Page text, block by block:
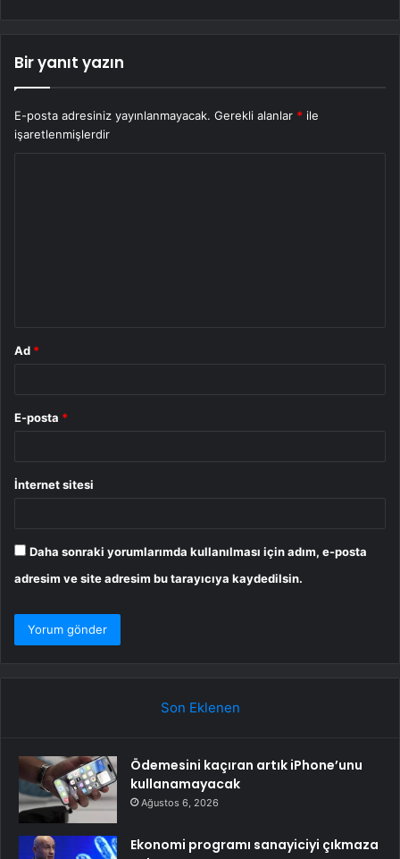
Bir yanıt yazın
E-posta adresiniz yayınlanmayacak. Gerekli alanlar * ile
işaretlenmişlerdir
Ad *
E-posta *
İnternet sitesi
Daha sonraki yorumlarımda kullanılması için adım, e-posta
adresim ve site adresim bu tarayıcıya kaydedilsin.
Son Eklenen
Ödemesini kaçıran artık iPhone’unu
kullanamayacak
Ağustos 6, 2026
Ekonomi programı sanayiciyi çıkmaza